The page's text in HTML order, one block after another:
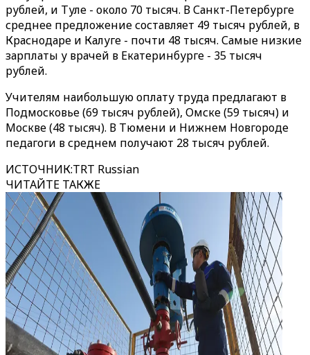
рублей, и Туле - около 70 тысяч. В Санкт-Петербурге
среднее предложение составляет 49 тысяч рублей, в
Краснодаре и Калуге - почти 48 тысяч. Самые низкие
зарплаты у врачей в Екатеринбурге - 35 тысяч
рублей.
Учителям наибольшую оплату труда предлагают в
Подмосковье (69 тысяч рублей), Омске (59 тысяч) и
Москве (48 тысяч). В Тюмени и Нижнем Новгороде
педагоги в среднем получают 28 тысяч рублей.
ИСТОЧНИК:TRT Russian
ЧИТАЙТЕ ТАКЖЕ